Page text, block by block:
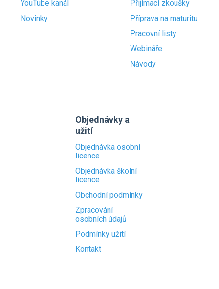
YouTube kanál
Novinky
Přijímací zkoušky
Příprava na maturitu
Pracovní listy
Webináře
Návody
Objednávky a
užití
Objednávka osobní
licence
Objednávka školní
licence
Obchodní podmínky
Zpracování
osobních údajů
Podmínky užití
Kontakt